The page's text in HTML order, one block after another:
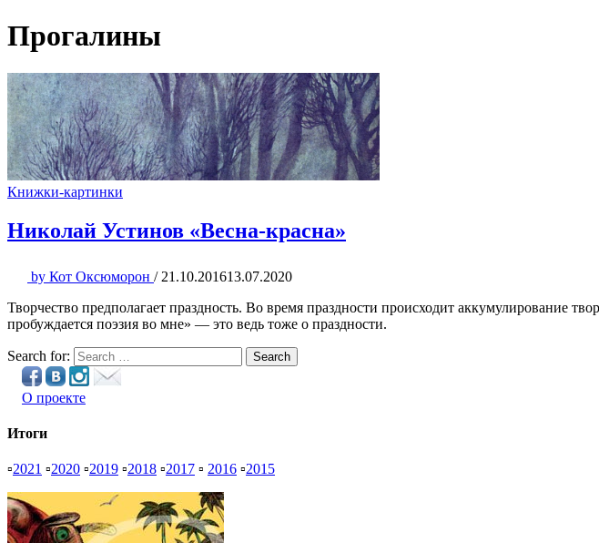
Прогалины
Книжки-картинки
Николай Устинов «Весна-красна»
by Кот Оксюморон / 21.10.201613.07.2020
Творчество предполагает праздность. Во время праздности происходит аккумулирование
пробуждается поэзия во мне» — это ведь тоже о праздности.
Search for: Search
О проекте
Итоги
▫2021 ▫2020 ▫2019 ▫2018 ▫2017 ▫ 2016 ▫2015